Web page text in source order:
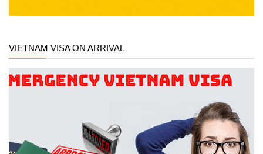
VIETNAM VISA ON ARRIVAL